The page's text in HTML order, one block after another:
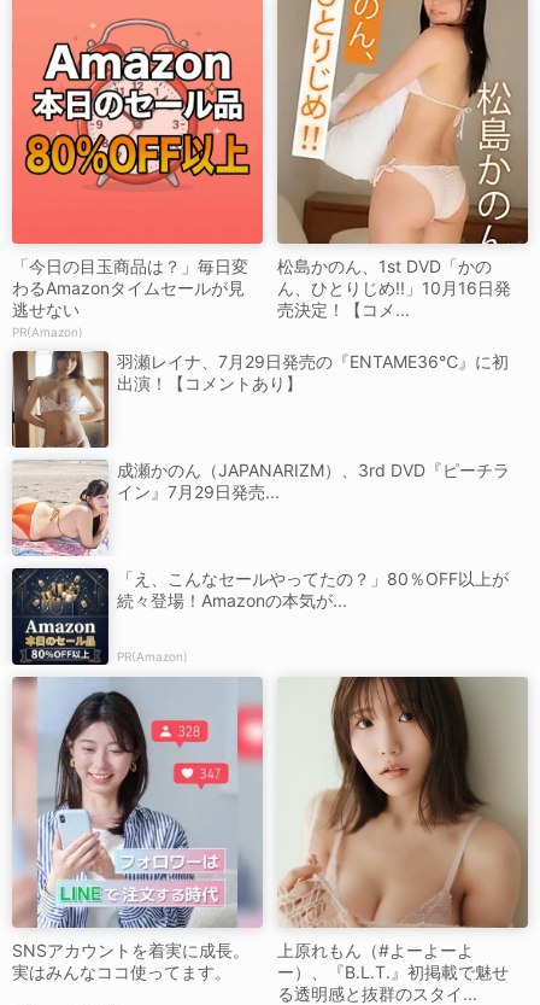
「今日の目玉商品は？」毎日変
わるAmazonタイムセールが見
逃せない
PR(Amazon)
松島かのん、1st DVD「かの
ん、ひとりじめ!!」10月16日発
売決定！【コメ...
羽瀬レイナ、7月29日発売の『ENTAME36℃』に初
出演！【コメントあり】
成瀬かのん（JAPANARIZM）、3rd DVD『ピーチラ
イン』7月29日発売...
「え、こんなセールやってたの？」80％OFF以上が
続々登場！Amazonの本気が...
PR(Amazon)
SNSアカウントを着実に成長。
実はみんなココ使ってます。
上原れもん（#よーよーよ
ー）、『B.L.T.』初掲載で魅せ
る透明感と抜群のスタイ...